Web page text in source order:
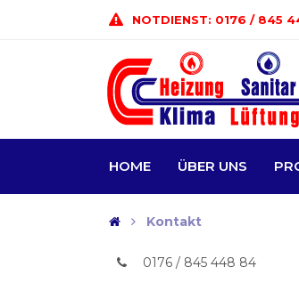
NOTDIENST: 0176 / 845
HOME ÜBER UNS
Kontakt
0176 / 845 448 84